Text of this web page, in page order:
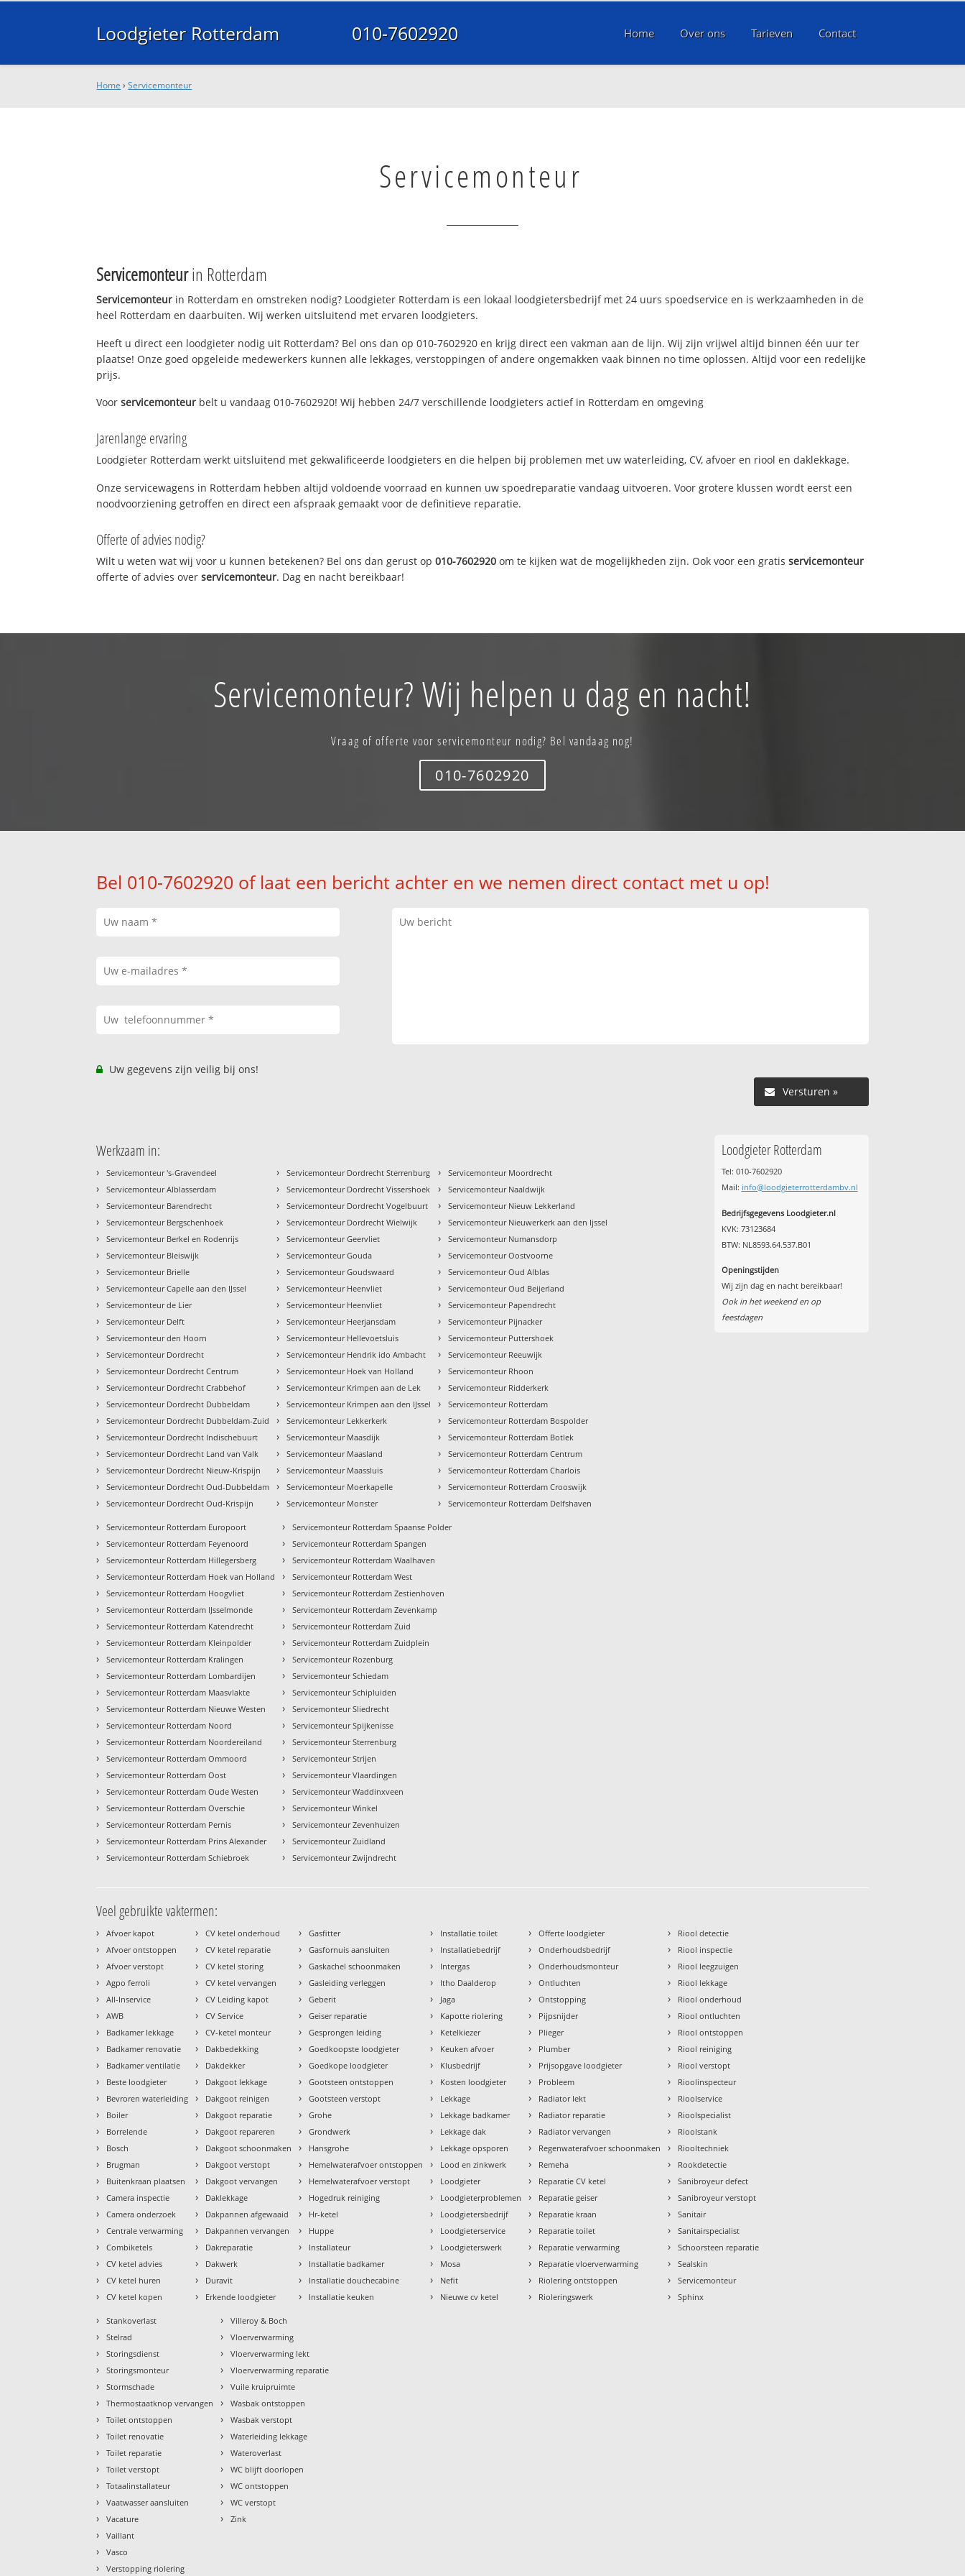
Loodgieter Rotterdam 010-7602920 Home Over ons Tarieven Contact
Home ›Servicemonteur
Servicemonteur
Servicemonteurin Rotterdam
Servicemonteur in Rotterdam en omstreken nodig? Loodgieter Rotterdam is een lokaal loodgietersbedrijf met 24 uurs spoedservice en is werkzaamheden in de
heel Rotterdam en daarbuiten. Wij werken uitsluitend met ervaren loodgieters.
Heeft u direct een loodgieter nodig uit Rotterdam? Bel ons dan op 010-7602920 en krijg direct een vakman aan de lijn. Wij zijn vrijwel altijd binnen één uur ter
plaatse! Onze goed opgeleide medewerkers kunnen alle lekkages, verstoppingen of andere ongemakken vaak binnen no time oplossen. Altijd voor een redelijke
prijs.
Voorservicemonteur belt u vandaag 010-7602920! Wij hebben 24/7 verschillende loodgieters actief in Rotterdam en omgeving
Jarenlange ervaring
Loodgieter Rotterdam werkt uitsluitend met gekwalificeerde loodgieters en die helpen bij problemen met uw waterleiding, CV, afvoer en riool en daklekkage.
Onze servicewagens in Rotterdam hebben altijd voldoende voorraad en kunnen uw spoedreparatie vandaag uitvoeren. Voor grotere klussen wordt eerst een
noodvoorziening getroffen en direct een afspraak gemaakt voor de definitieve reparatie.
Offerte of advies nodig?
Wilt u weten wat wij voor u kunnen betekenen? Bel ons dan gerust op010-7602920 om te kijken wat de mogelijkheden zijn. Ook voor een gratisservicemonteur
offerte of advies overservicemonteur. Dag en nacht bereikbaar!
Servicemonteur? Wij helpen u dag en nacht!
Vraag of offerte voor servicemonteur nodig? Bel vandaag nog!
010-7602920
Bel 010-7602920 of laat een bericht achter en we nemen direct contact met u op!
Uw gegevens zijn veilig bij ons!
Versturen »
Werkzaam in:
› Servicemonteur 's-Gravendeel
› Servicemonteur Alblasserdam
› Servicemonteur Barendrecht
› Servicemonteur Bergschenhoek
› Servicemonteur Berkel en Rodenrijs
› Servicemonteur Bleiswijk
› Servicemonteur Brielle
› Servicemonteur Capelle aan den IJssel
› Servicemonteur de Lier
› Servicemonteur Delft
› Servicemonteur den Hoorn
› Servicemonteur Dordrecht
› Servicemonteur Dordrecht Centrum
› Servicemonteur Dordrecht Crabbehof
› Servicemonteur Dordrecht Dubbeldam
› Servicemonteur Dordrecht Dubbeldam-Zuid
› Servicemonteur Dordrecht Indischebuurt
› Servicemonteur Dordrecht Land van Valk
› Servicemonteur Dordrecht Nieuw-Krispijn
› Servicemonteur Dordrecht Oud-Dubbeldam
› Servicemonteur Dordrecht Oud-Krispijn
› Servicemonteur Dordrecht Sterrenburg
› Servicemonteur Dordrecht Vissershoek
› Servicemonteur Dordrecht Vogelbuurt
› Servicemonteur Dordrecht Wielwijk
› Servicemonteur Geervliet
› Servicemonteur Gouda
› Servicemonteur Goudswaard
› Servicemonteur Heenvliet
› Servicemonteur Heenvliet
› Servicemonteur Heerjansdam
› Servicemonteur Hellevoetsluis
› Servicemonteur Hendrik ido Ambacht
› Servicemonteur Hoek van Holland
› Servicemonteur Krimpen aan de Lek
› Servicemonteur Krimpen aan den IJssel
› Servicemonteur Lekkerkerk
› Servicemonteur Maasdijk
› Servicemonteur Maasland
› Servicemonteur Maassluis
› Servicemonteur Moerkapelle
› Servicemonteur Monster
› Servicemonteur Moordrecht
› Servicemonteur Naaldwijk
› Servicemonteur Nieuw Lekkerland
› Servicemonteur Nieuwerkerk aan den Ijssel
› Servicemonteur Numansdorp
› Servicemonteur Oostvoorne
› Servicemonteur Oud Alblas
› Servicemonteur Oud Beijerland
› Servicemonteur Papendrecht
› Servicemonteur Pijnacker
› Servicemonteur Puttershoek
› Servicemonteur Reeuwijk
› Servicemonteur Rhoon
› Servicemonteur Ridderkerk
› Servicemonteur Rotterdam
› Servicemonteur Rotterdam Bospolder
› Servicemonteur Rotterdam Botlek
› Servicemonteur Rotterdam Centrum
› Servicemonteur Rotterdam Charlois
› Servicemonteur Rotterdam Crooswijk
› Servicemonteur Rotterdam Delfshaven
› Servicemonteur Rotterdam Europoort
› Servicemonteur Rotterdam Feyenoord
› Servicemonteur Rotterdam Hillegersberg
› Servicemonteur Rotterdam Hoek van Holland
› Servicemonteur Rotterdam Hoogvliet
› Servicemonteur Rotterdam IJsselmonde
› Servicemonteur Rotterdam Katendrecht
› Servicemonteur Rotterdam Kleinpolder
› Servicemonteur Rotterdam Kralingen
› Servicemonteur Rotterdam Lombardijen
› Servicemonteur Rotterdam Maasvlakte
› Servicemonteur Rotterdam Nieuwe Westen
› Servicemonteur Rotterdam Noord
› Servicemonteur Rotterdam Noordereiland
› Servicemonteur Rotterdam Ommoord
› Servicemonteur Rotterdam Oost
› Servicemonteur Rotterdam Oude Westen
› Servicemonteur Rotterdam Overschie
› Servicemonteur Rotterdam Pernis
› Servicemonteur Rotterdam Prins Alexander
› Servicemonteur Rotterdam Schiebroek
› Servicemonteur Rotterdam Spaanse Polder
› Servicemonteur Rotterdam Spangen
› Servicemonteur Rotterdam Waalhaven
› Servicemonteur Rotterdam West
› Servicemonteur Rotterdam Zestienhoven
› Servicemonteur Rotterdam Zevenkamp
› Servicemonteur Rotterdam Zuid
› Servicemonteur Rotterdam Zuidplein
› Servicemonteur Rozenburg
› Servicemonteur Schiedam
› Servicemonteur Schipluiden
› Servicemonteur Sliedrecht
› Servicemonteur Spijkenisse
› Servicemonteur Sterrenburg
› Servicemonteur Strijen
› Servicemonteur Vlaardingen
› Servicemonteur Waddinxveen
› Servicemonteur Winkel
› Servicemonteur Zevenhuizen
› Servicemonteur Zuidland
› Servicemonteur Zwijndrecht
Loodgieter Rotterdam
Tel: 010-7602920
Mail: info@loodgieterrotterdambv.nl
Bedrijfsgegevens Loodgieter.nl
KVK: 73123684
BTW: NL8593.64.537.B01
Openingstijden
Wij zijn dag en nacht bereikbaar!
Ook in het weekend en op
feestdagen
Veel gebruikte vaktermen:
› Afvoer kapot
› Afvoer ontstoppen
› Afvoer verstopt
› Agpo ferroli
› All-Inservice
› AWB
› Badkamer lekkage
› Badkamer renovatie
› Badkamer ventilatie
› Beste loodgieter
› Bevroren waterleiding
› Boiler
› Borrelende
› Bosch
› Brugman
› Buitenkraan plaatsen
› Camera inspectie
› Camera onderzoek
› Centrale verwarming
› Combiketels
› CV ketel advies
› CV ketel huren
› CV ketel kopen
› CV ketel onderhoud
› CV ketel reparatie
› CV ketel storing
› CV ketel vervangen
› CV Leiding kapot
› CV Service
› CV-ketel monteur
› Dakbedekking
› Dakdekker
› Dakgoot lekkage
› Dakgoot reinigen
› Dakgoot reparatie
› Dakgoot repareren
› Dakgoot schoonmaken
› Dakgoot verstopt
› Dakgoot vervangen
› Daklekkage
› Dakpannen afgewaaid
› Dakpannen vervangen
› Dakreparatie
› Dakwerk
› Duravit
› Erkende loodgieter
› Gasfitter
› Gasfornuis aansluiten
› Gaskachel schoonmaken
› Gasleiding verleggen
› Geberit
› Geiser reparatie
› Gesprongen leiding
› Goedkoopste loodgieter
› Goedkope loodgieter
› Gootsteen ontstoppen
› Gootsteen verstopt
› Grohe
› Grondwerk
› Hansgrohe
› Hemelwaterafvoer ontstoppen
› Hemelwaterafvoer verstopt
› Hogedruk reiniging
› Hr-ketel
› Huppe
› Installateur
› Installatie badkamer
› Installatie douchecabine
› Installatie keuken
› Installatie toilet
› Installatiebedrijf
› Intergas
› Itho Daalderop
› Jaga
› Kapotte riolering
› Ketelkiezer
› Keuken afvoer
› Klusbedrijf
› Kosten loodgieter
› Lekkage
› Lekkage badkamer
› Lekkage dak
› Lekkage opsporen
› Lood en zinkwerk
› Loodgieter
› Loodgieterproblemen
› Loodgietersbedrijf
› Loodgieterservice
› Loodgieterswerk
› Mosa
› Nefit
› Nieuwe cv ketel
› Offerte loodgieter
› Onderhoudsbedrijf
› Onderhoudsmonteur
› Ontluchten
› Ontstopping
› Pijpsnijder
› Plieger
› Plumber
› Prijsopgave loodgieter
› Probleem
› Radiator lekt
› Radiator reparatie
› Radiator vervangen
› Regenwaterafvoer schoonmaken
› Remeha
› Reparatie CV ketel
› Reparatie geiser
› Reparatie kraan
› Reparatie toilet
› Reparatie verwarming
› Reparatie vloerverwarming
› Riolering ontstoppen
› Rioleringswerk
› Riool detectie
› Riool inspectie
› Riool leegzuigen
› Riool lekkage
› Riool onderhoud
› Riool ontluchten
› Riool ontstoppen
› Riool reiniging
› Riool verstopt
› Rioolinspecteur
› Rioolservice
› Rioolspecialist
› Rioolstank
› Riooltechniek
› Rookdetectie
› Sanibroyeur defect
› Sanibroyeur verstopt
› Sanitair
› Sanitairspecialist
› Schoorsteen reparatie
› Sealskin
› Servicemonteur
› Sphinx
› Stankoverlast
› Stelrad
› Storingsdienst
› Storingsmonteur
› Stormschade
› Thermostaatknop vervangen
› Toilet ontstoppen
› Toilet renovatie
› Toilet reparatie
› Toilet verstopt
› Totaalinstallateur
› Vaatwasser aansluiten
› Vacature
› Vaillant
› Vasco
› Verstopping riolering
› Villeroy & Boch
› Vloerverwarming
› Vloerverwarming lekt
› Vloerverwarming reparatie
› Vuile kruipruimte
› Wasbak ontstoppen
› Wasbak verstopt
› Waterleiding lekkage
› Wateroverlast
› WC blijft doorlopen
› WC ontstoppen
› WC verstopt
› Zink